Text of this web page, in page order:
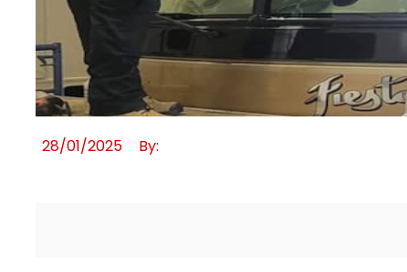
28/01/2025 By: